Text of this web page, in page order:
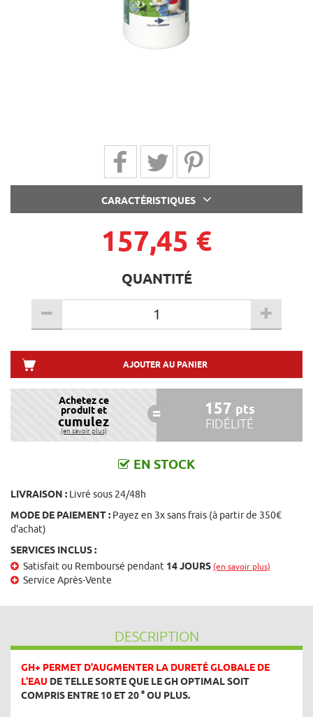
Partager sur Facebook
Partager sur Twitter
Partager sur Pinterest
CARACTÉRISTIQUES
157,45 €
QUANTITÉ
AJOUTER AU PANIER
Achetez ce
produit et
cumulez
(en savoir plus)
157 pts
FIDÉLITÉ
EN STOCK
LIVRAISON : Livré sous 24/48h
MODE DE PAIEMENT : Payez en 3x sans frais (à partir de 350€
d'achat)
SERVICES INCLUS :
Satisfait ou Remboursé pendant 14 JOURS (en savoir plus)
Service Après-Vente
DESCRIPTION
GH+ PERMET D'AUGMENTER LA DURETÉ GLOBALE DE
L'EAU DE TELLE SORTE QUE LE GH OPTIMAL SOIT
COMPRIS ENTRE 10 ET 20 ° OU PLUS.